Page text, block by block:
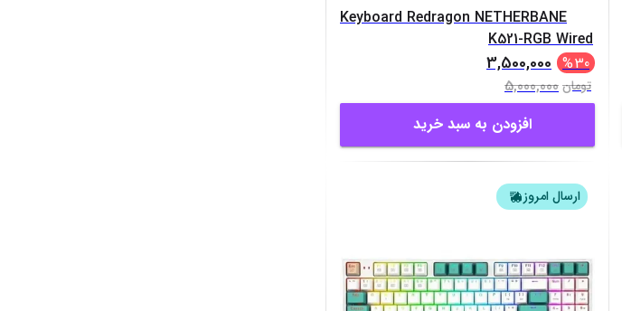
Keyboard Redragon NETHERBANE
K521-RGB Wired
3,500,000 %30
5,000,000تومان
افزودن به سبد خرید
ارسال امروز